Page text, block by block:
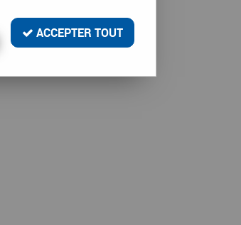
1 article sur1
ACCEPTER TOUT